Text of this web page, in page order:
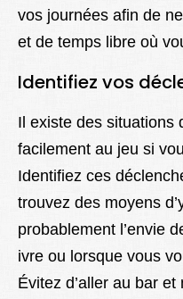
vos journées afin de
et de temps libre où
Identifiez vos
Il existe des situations
facilement au jeu si
Identifiez ces
trouvez des moyens
probablement l’envie
ivre ou lorsque vous
Évitez d’aller au bar